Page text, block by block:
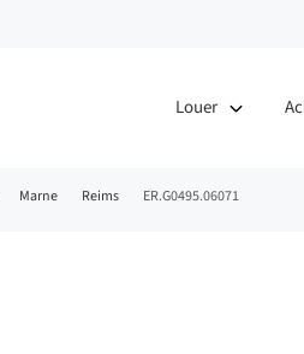
Louer
Marne Reims ER.G0495.06071